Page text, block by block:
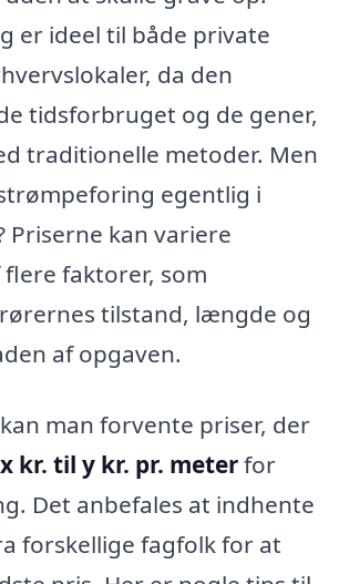
er ideel til både private
da den
tidsforbruget og de gener,
traditionelle metoder. Men
egentlig i
Priserne kan variere
faktorer, som
tilstand, længde og
af opgaven.
man forvente priser, der
x kr. til y kr. pr. meterfor
Det anbefales at indhente
forskellige fagfolk for at